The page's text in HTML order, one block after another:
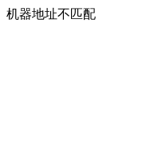
机器地址不匹配